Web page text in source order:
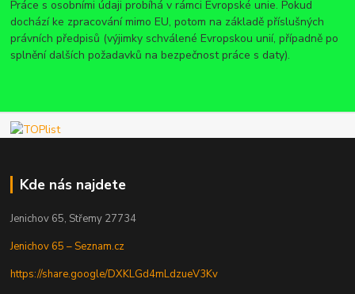
Práce s osobními údaji probíhá v rámci Evropské unie. Pokud
dochází ke zpracování mimo EU, potom na základě příslušných
právních předpisů (výjimky schválené Evropskou unií, případně po
splnění dalších požadavků na bezpečnost práce s daty).
Kde nás najdete
Jenichov 65, Střemy 27734
Jenichov 65 – Seznam.cz
https://share.google/DXKLGd4mLdzueV3Kv